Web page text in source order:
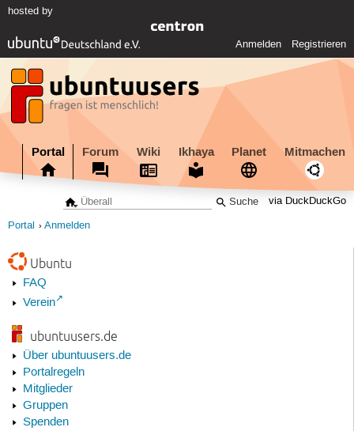
hosted by
Anmelden Registrieren
Portal Forum Wiki Ikhaya Planet Mitmachen
via DuckDuckGo
Portal Anmelden
Ubuntu
FAQ
Verein
ubuntuusers.de
Über ubuntuusers.de
Portalregeln
Mitglieder
Gruppen
Spenden